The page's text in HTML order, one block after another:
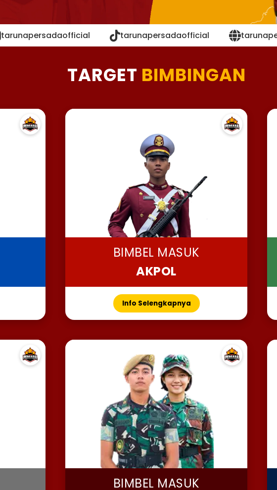
tarunapersadaofficial tarunapersadaofficial
TARGET BIMBINGAN
BIMBEL MASUK
AKPOL
Info Selengkapnya
BIMBEL MASUK